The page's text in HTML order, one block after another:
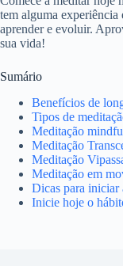
tem alguma experiência
aprender e evoluir.
sua vida!
Sumário
Benefícios de
Tipos de
Meditação
Meditação
Meditação
Meditação em
Dicas para iniciar
Inicie hoje o